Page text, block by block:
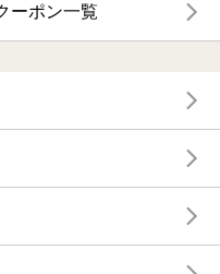
ーポン一覧